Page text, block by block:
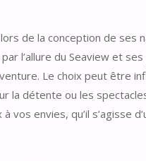
de la conception de ses
l’allure du Seaview et
Le choix peut être
la détente ou les
vos envies, qu’il s’agisse